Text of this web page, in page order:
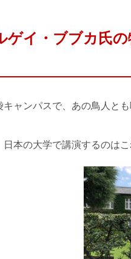
ゲイ・ブブカ氏
キャンパスで、あの鳥人と
本の大学で講演するのは